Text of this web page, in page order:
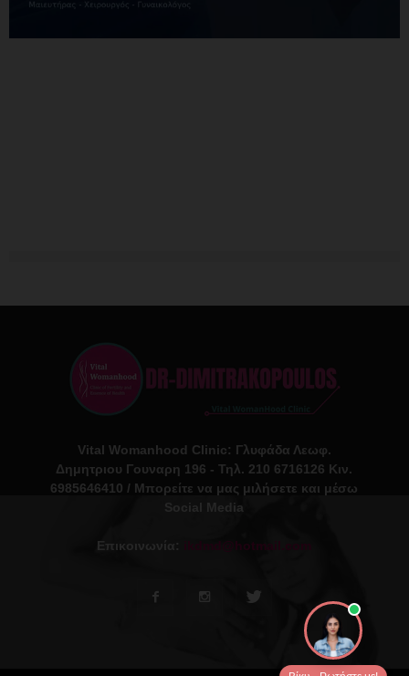
Vital Womanhood Clinic: Γλυφάδα Λεωφ.
Δημητριου Γουναρη 196 - Τηλ. 210 6716126 Κιν.
6985646410 / Μπορείτε να μας μιλήσετε και μέσω
Social Media
Επικοινωνία: ikdmd@hotmail.com